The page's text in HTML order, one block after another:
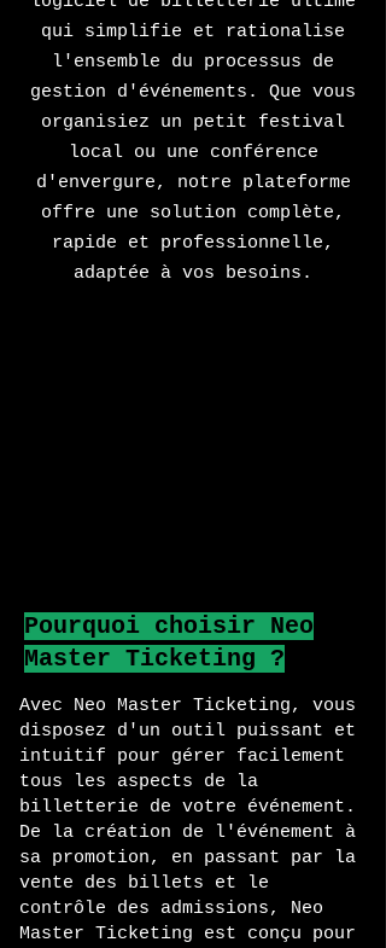
qui simplifie et rationalise
l'ensemble du processus de
gestion d'événements. Que vous
organisiez un petit festival
local ou une conférence
d'envergure, notre plateforme
offre une solution complète,
rapide et professionnelle,
adaptée à vos besoins.
Pourquoi choisir Neo
Master Ticketing ?
Avec Neo Master Ticketing, vous
disposez d'un outil puissant et
intuitif pour gérer facilement
tous les aspects de la
billetterie de votre événement.
De la création de l'événement à
sa promotion, en passant par la
vente des billets et le
contrôle des admissions, Neo
Master Ticketing est conçu pour